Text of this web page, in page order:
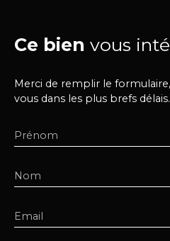
Ce bien vous
Merci de remplir le
vous dans les plus brefs délais.
Prénom
Nom
Email